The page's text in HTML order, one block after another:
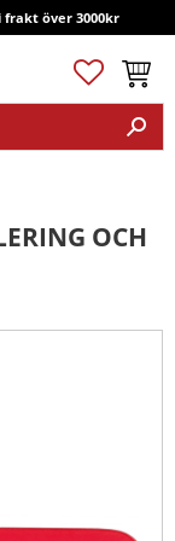
frakt över 3000kr
Favoriter
OCH